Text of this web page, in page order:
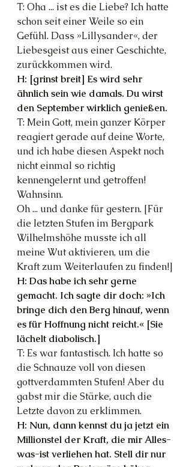
T: Oha ... ist es die Liebe? Ich hatte
schon seit einer Weile so ein
Gefühl. Dass »Lillysander«, der
Liebesgeist aus einer Geschichte,
zurückkommen wird.
H: [grinst breit] Es wird sehr
ähnlich sein wie damals. Du wirst
den September wirklich genießen.
T: Mein Gott, mein ganzer Körper
reagiert gerade auf deine Worte,
und ich habe diesen Aspekt noch
nicht einmal so richtig
kennengelernt und getroffen!
Wahnsinn.
Oh ... und danke für gestern. [Für
die letzten Stufen im Bergpark
Wilhelmshöhe musste ich all
meine Wut aktivieren, um die
Kraft zum Weiterlaufen zu finden!]
H: Das habe ich sehr gerne
gemacht. Ich sagte dir doch: »Ich
bringe dich den Berg hinauf, wenn
es für Hoffnung nicht reicht.« [Sie
lächelt diabolisch.]
T: Es war fantastisch. Ich hatte so
die Schnauze voll von diesen
gottverdammten Stufen! Aber du
gabst mir die Stärke, auch die
Letzte davon zu erklimmen.
H: Nun, dann kennst du ja jetzt ein
Millionstel der Kraft, die mir Alles-
was-ist verliehen hat. Stell dir nur